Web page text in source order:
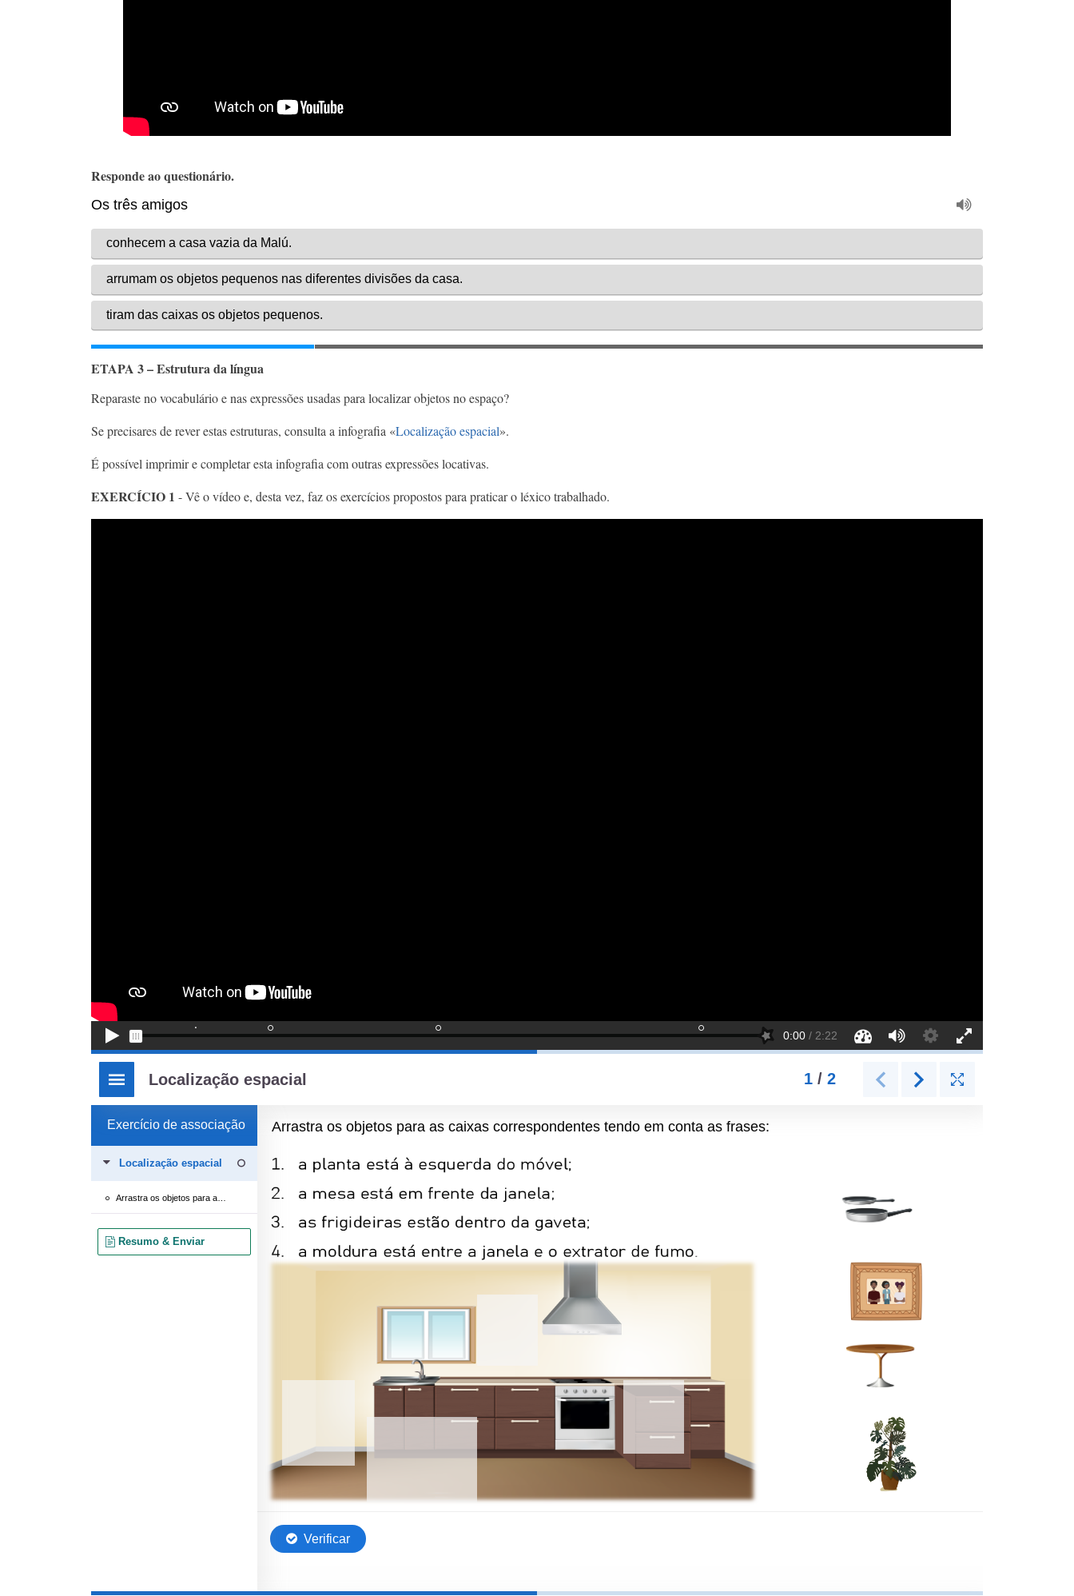
Responde ao questionário.
ETAPA 3 – Estrutura da língua
Reparaste no vocabulário e nas expressões usadas para localizar objetos no espaço?
Se precisares de rever estas estruturas, consulta a infografia «Localização espacial».
É possível imprimir e completar esta infografia com outras expressões locativas.
EXERCÍCIO 1 - Vê o vídeo e, desta vez, faz os exercícios propostos para praticar o léxico trabalhado.